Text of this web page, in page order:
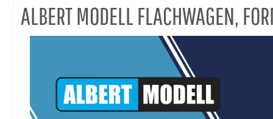
ALBERT MODELL FLACHWAGEN,